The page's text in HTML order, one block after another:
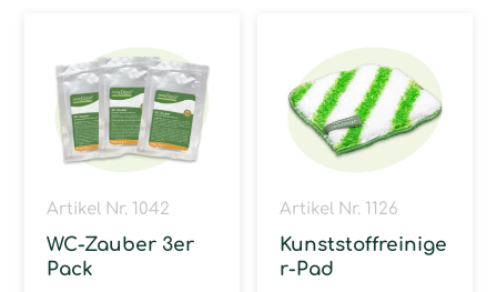
Artikel Nr. 1042
WC-Zauber 3er
Pack
Artikel Nr. 1126
Kunststoffreinige
r-Pad